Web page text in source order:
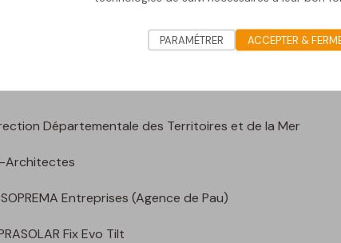
puissance totale de 72,32kWc.
Départementale des Territoires et de la Mer
Architectes
SOPREMA Entreprises (Agence de Pau)
Fix Evo Tilt
PARAMÉTRER ACCEPTER &